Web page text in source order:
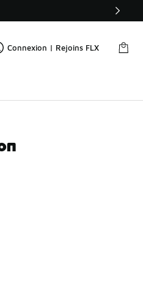
Connexion | Rejoins FLX